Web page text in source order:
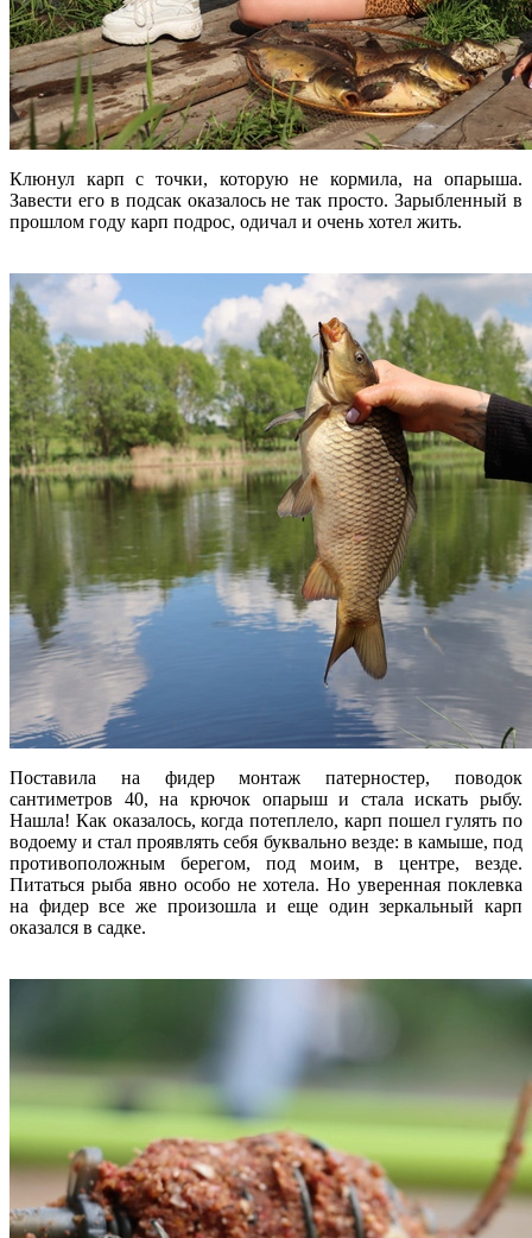
Клюнул карп с точки, которую не кормила, на опарыша.
Завести его в подсак оказалось не так просто. Зарыбленный в
прошлом году карп подрос, одичал и очень хотел жить.
Поставила на фидер монтаж патерностер, поводок
сантиметров 40, на крючок опарыш и стала искать рыбу.
Нашла! Как оказалось, когда потеплело, карп пошел гулять по
водоему и стал проявлять себя буквально везде: в камыше, под
противоположным берегом, под моим, в центре, везде.
Питаться рыба явно особо не хотела. Но уверенная поклевка
на фидер все же произошла и еще один зеркальный карп
оказался в садке.